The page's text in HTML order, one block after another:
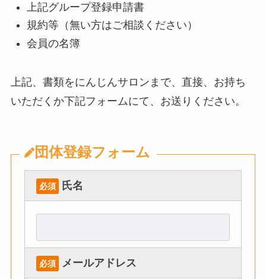
上記グループ登録申請書
規約等（無い方はご相談ください）
会員の名簿
上記、書類をにんじんサロンまで、直接、お持ち
いただくか下記フォームにて、お送りください。
団体登録フォーム
必須 氏名
必須 メールアドレス